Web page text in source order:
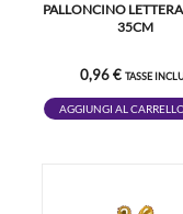
PALLONCINO
35CM
0,96 € TASSE
AGGIUNGI AL